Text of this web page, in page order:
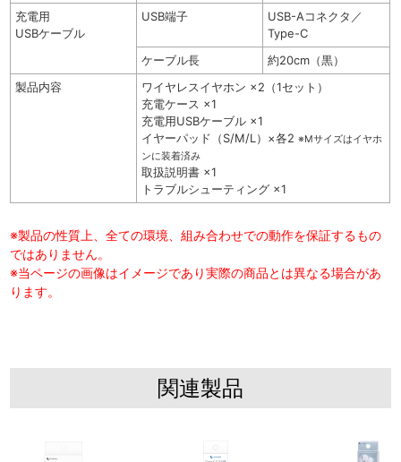
充電用
USBケーブル
USB端子
USB-Aコネクタ／
Type-C
ケーブル長
約20cm（黒）
製品内容
ワイヤレスイヤホン ×2（1セット）
充電ケース ×1
充電用USBケーブル ×1
イヤーパッド（S/M/L）×各2※Mサイズはイヤホ
ンに装着済み
取扱説明書 ×1
トラブルシューティング ×1
※製品の性質上、全ての環境、組み合わせでの動作を保証するもの
ではありません。
※当ページの画像はイメージであり実際の商品とは異なる場合があ
ります。
関連製品